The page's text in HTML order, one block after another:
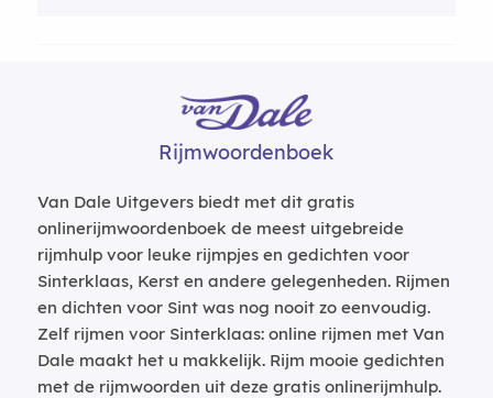
Rijmwoordenboek
Van Dale Uitgevers biedt met dit gratis
onlinerijmwoordenboek de meest uitgebreide
rijmhulp voor leuke rijmpjes en gedichten voor
Sinterklaas, Kerst en andere gelegenheden. Rijmen
en dichten voor Sint was nog nooit zo eenvoudig.
Zelf rijmen voor Sinterklaas: online rijmen met Van
Dale maakt het u makkelijk. Rijm mooie gedichten
met de rijmwoorden uit deze gratis onlinerijmhulp.